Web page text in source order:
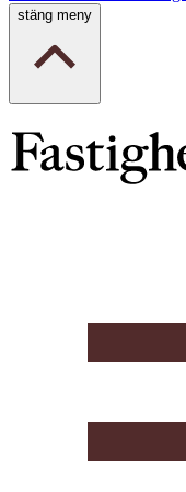
stäng meny